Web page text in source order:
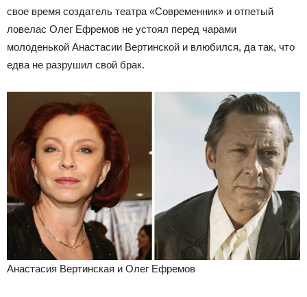
свое время создатель театра «Современник» и отпетый
ловелас Олег Ефремов не устоял перед чарами
молоденькой Анастасии Вертинской и влюбился, да так, что
едва не разрушил свой брак.
Анастасия Вертинская и Олег Ефремов